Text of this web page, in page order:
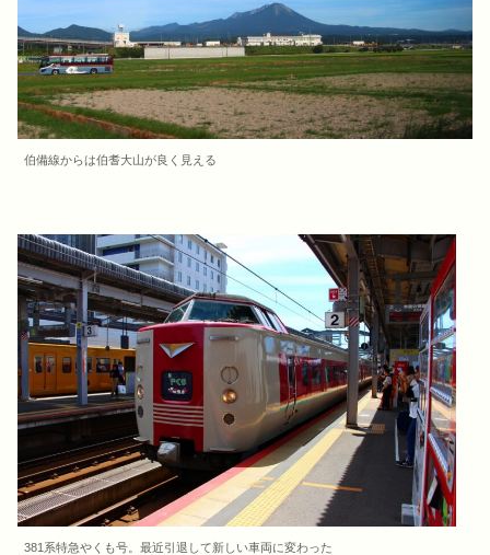
伯備線からは伯耆大山が良く見える
381系特急やくも号。最近引退して新しい車両に変わった